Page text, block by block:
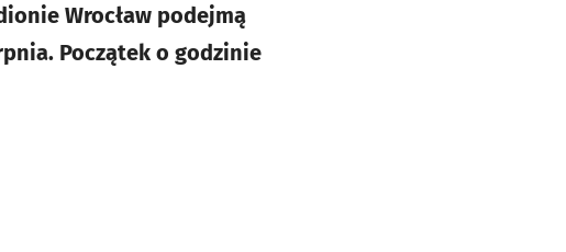
Wrocław podejmą
Początek o godzinie